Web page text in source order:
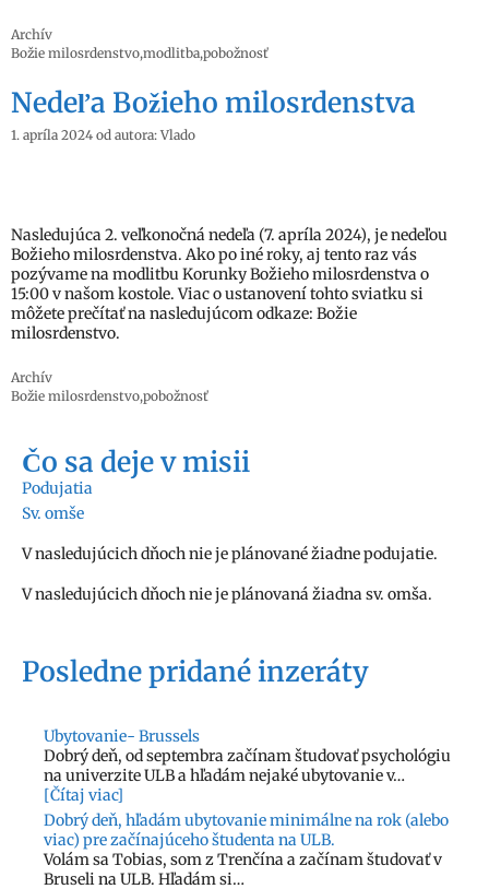
Kategórie
Archív
Značky
Božie milosrdenstvo,modlitba,pobožnosť
Nedeľa Božieho milosrdenstva
1. apríla 2024 od autora:Vlado
Nasledujúca 2. veľkonočná nedeľa (7. apríla 2024), je nedeľou
Božieho milosrdenstva. Ako po iné roky, aj tento raz vás
pozývame na modlitbu Korunky Božieho milosrdenstva o
15:00 v našom kostole. Viac o ustanovení tohto sviatku si
môžete prečítať na nasledujúcom odkaze: Božie
milosrdenstvo.
Kategórie
Archív
Značky
Božie milosrdenstvo,pobožnosť
Čo sa deje v misii
Podujatia
Sv. omše
V nasledujúcich dňoch nie je plánované žiadne podujatie.
V nasledujúcich dňoch nie je plánovaná žiadna sv. omša.
Posledne pridané inzeráty
Ubytovanie- Brussels
Dobrý deň, od septembra začínam študovať psychológiu
na univerzite ULB a hľadám nejaké ubytovanie v…
[Čítaj viac]
Dobrý deň, hľadám ubytovanie minimálne na rok (alebo
viac) pre začínajúceho študenta na ULB.
Volám sa Tobias, som z Trenčína a začínam študovať v
Bruseli na ULB. Hľadám si…